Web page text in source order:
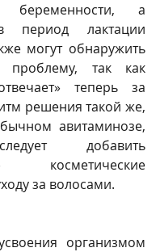
а
период лактации
могут обнаружить
так как
теперь за
решения такой же,
авитаминозе,
добавить
косметические
за волосами.
организмом